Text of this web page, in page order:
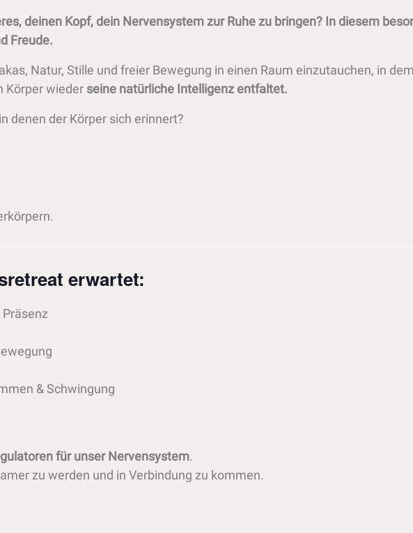
deinen Kopf, dein Nervensystem zur Ruhe zu bringen? In diesem
Freude.
Natur, Stille und freier Bewegung in einen Raum einzutauchen, in
Körper wieder seine natürliche Intelligenz entfaltet.
denen der Körper sich erinnert?
erwartet:
& Schwingung
für unser Nervensystem.
zu werden und in Verbindung zu kommen.